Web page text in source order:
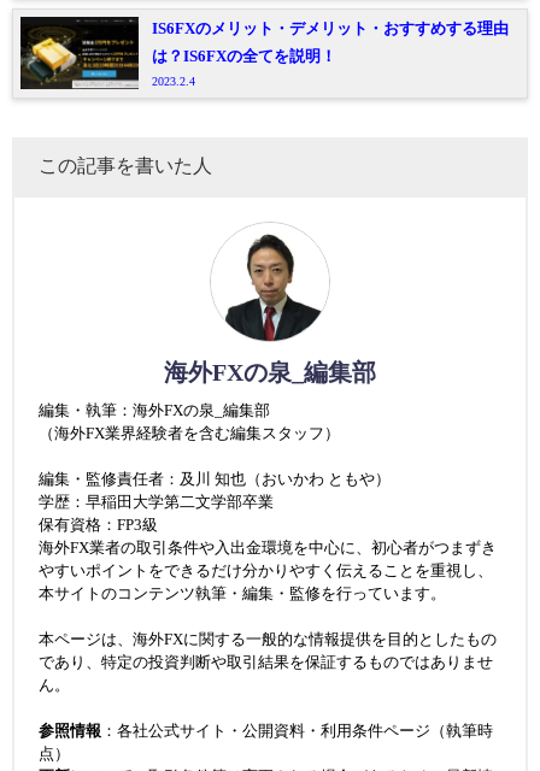
IS6FXのメリット・デメリット・おすすめする理由
は？IS6FXの全てを説明！
2023.2.4
この記事を書いた人
海外FXの泉_編集部
編集・執筆：海外FXの泉_編集部
（海外FX業界経験者を含む編集スタッフ）
編集・監修責任者：及川 知也（おいかわ ともや）
学歴：早稲田大学第二文学部卒業
保有資格：FP3級
海外FX業者の取引条件や入出金環境を中心に、初心者がつまずき
やすいポイントをできるだけ分かりやすく伝えることを重視し、
本サイトのコンテンツ執筆・編集・監修を行っています。
本ページは、海外FXに関する一般的な情報提供を目的としたもの
であり、特定の投資判断や取引結果を保証するものではありませ
ん。
参照情報 ：各社公式サイト・公開資料・利用条件ページ（執筆時
点）